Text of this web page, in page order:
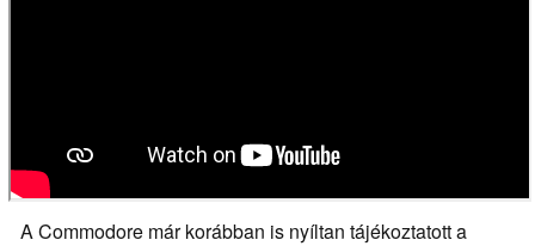
A Commodore már korábban is nyíltan tájékoztatott a